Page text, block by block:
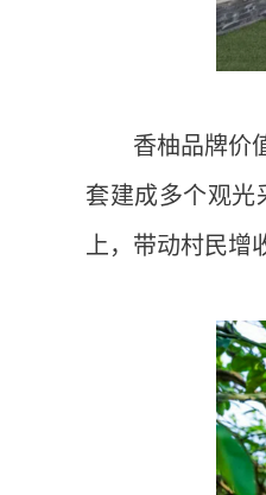
香柚品牌价
套建成多个观光
上，带动村民增